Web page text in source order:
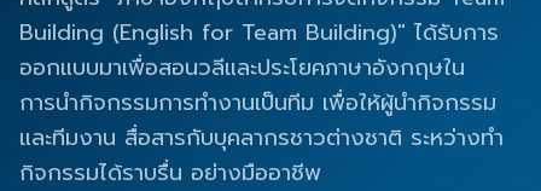
Building (English for Team Building)" ได้รับการ
ออกแบบมาเพื่อสอนวลีและประโยคภาษาอังกฤษใน
การนำกิจกรรมการทำงานเป็นทีม เพื่อให้ผู้นำกิจกรรม
และทีมงาน สื่อสารกับบุคลากรชาวต่างชาติ ระหว่างทำ
กิจกรรมได้ราบรื่น อย่างมืออาชีพ